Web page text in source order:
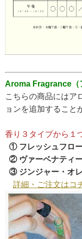
Aroma Fragrance（
こちらの商品にはア
ョンを追加すること
香り３タイプから１
① フレッシュフロ
② ヴァーベナティ
③ ジンジャー・オ
詳細・ご注文はコ